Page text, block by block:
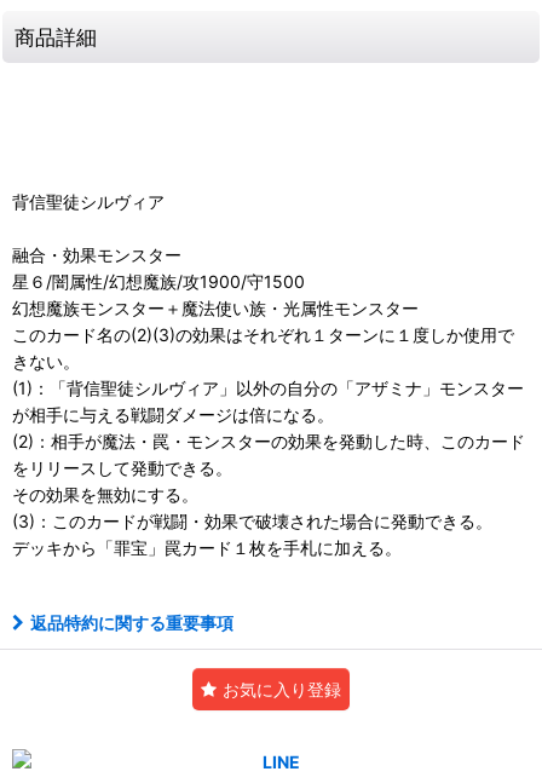
商品詳細
背信聖徒シルヴィア
融合・効果モンスター
星６/闇属性/幻想魔族/攻1900/守1500
幻想魔族モンスター＋魔法使い族・光属性モンスター
このカード名の(2)(3)の効果はそれぞれ１ターンに１度しか使用で
きない。
(1)：「背信聖徒シルヴィア」以外の自分の「アザミナ」モンスター
が相手に与える戦闘ダメージは倍になる。
(2)：相手が魔法・罠・モンスターの効果を発動した時、このカード
をリリースして発動できる。
その効果を無効にする。
(3)：このカードが戦闘・効果で破壊された場合に発動できる。
デッキから「罪宝」罠カード１枚を手札に加える。
返品特約に関する重要事項
お気に入り登録